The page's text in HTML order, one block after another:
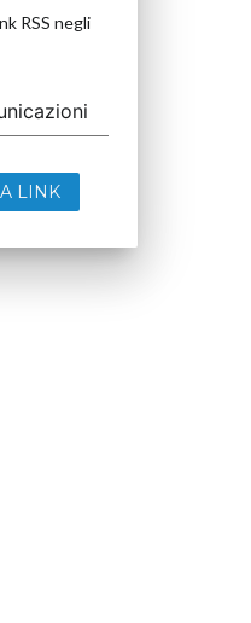
RSS negli
LINK